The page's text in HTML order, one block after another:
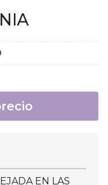
EN LAS